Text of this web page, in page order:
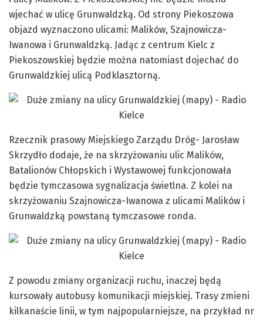
wjechać w ulicę Grunwaldzką. Od strony Piekoszowa
objazd wyznaczono ulicami: Malików, Szajnowicza-
Iwanowa i Grunwaldzką. Jadąc z centrum Kielc z
Piekoszowskiej będzie można natomiast dojechać do
Grunwaldzkiej ulicą Podklasztorną.
Rzecznik prasowy Miejskiego Zarządu Dróg- Jarosław
Skrzydło dodaje, że na skrzyżowaniu ulic Malików,
Batalionów Chłopskich i Wystawowej funkcjonowała
będzie tymczasowa sygnalizacja świetlna. Z kolei na
skrzyżowaniu Szajnowicza-Iwanowa z ulicami Malików i
Grunwaldzką powstaną tymczasowe ronda.
Z powodu zmiany organizacji ruchu, inaczej będą
kursowały autobusy komunikacji miejskiej. Trasy zmieni
kilkanaście linii, w tym najpopularniejsze, na przykład nr